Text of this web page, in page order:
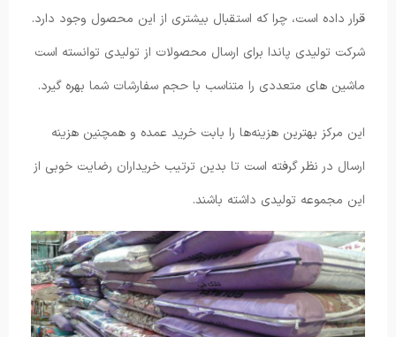
قرار داده است، چرا که استقبال بیشتری از این محصول وجود دارد.
شرکت تولیدی پاندا برای ارسال محصولات از تولیدی توانسته است
ماشین های متعددی را متناسب با حجم سفارشات شما بهره گیرد.
این مرکز بهترین هزینه‌ها را بابت خرید عمده و همچنین هزینه
ارسال در نظر گرفته است تا بدین ترتیب خریداران رضایت خوبی از
این مجموعه تولیدی داشته باشند.